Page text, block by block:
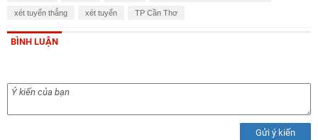
xét tuyển thẳng xét tuyển TP Cần Thơ
BÌNH LUẬN
Gửi ý kiến